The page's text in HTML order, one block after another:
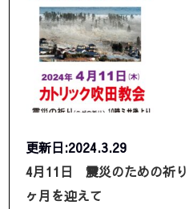
更新日:2024.3.29
4月11日 震災のための祈
ヶ月を迎えて